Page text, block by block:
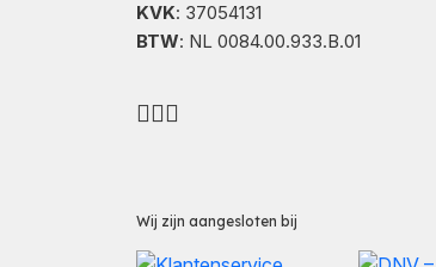
KVK: 37054131
BTW: NL 0084.00.933.B.01
Wij zijn aangesloten bij